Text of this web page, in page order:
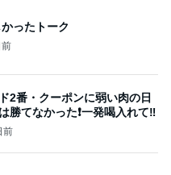
ったトーク
前
2番・クーポンに弱い肉の日
勝てなかった❗️一発喝入れて‼️
前